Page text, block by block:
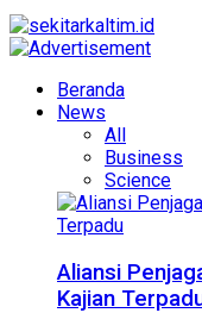
Beranda
News
All
Business
Science
Aliansi
Kajian